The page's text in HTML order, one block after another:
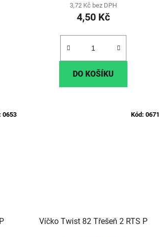
3,72 Kč bez DPH
4,50 Kč
DO KOŠÍKU
0653
Víčko Twist 82 Třešeň 2 RTS P
Kód: 0671